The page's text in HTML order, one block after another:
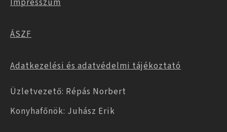
ÁSZF
Adatkezelési és adatvédelmi tájékoztató
Üzletvezető: Répás Norbert
Konyhafőnök: Juhász Erik